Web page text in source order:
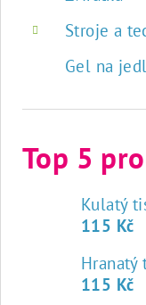
Stroje a
Gel na
Top 5
Kulatý
115 Kč
Hranatý
115 Kč